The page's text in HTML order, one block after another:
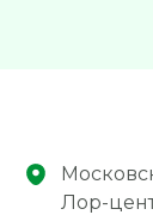
Лор-